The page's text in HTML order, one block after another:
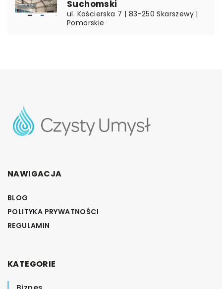
Suchomski
ul. Kościerska 7 | 83-250 Skarszewy |
Pomorskie
NAWIGACJA
BLOG
POLITYKA PRYWATNOŚCI
REGULAMIN
KATEGORIE